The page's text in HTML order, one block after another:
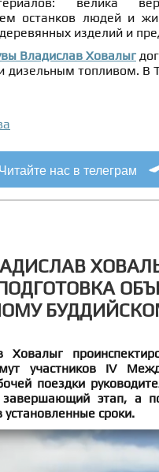
останков людей и
изделий и
Владислав Ховалыг
дизельным топливом. В
Читайте нас в телеграм
Ховалыг
участников IV
поездки
этап, а
сроки.